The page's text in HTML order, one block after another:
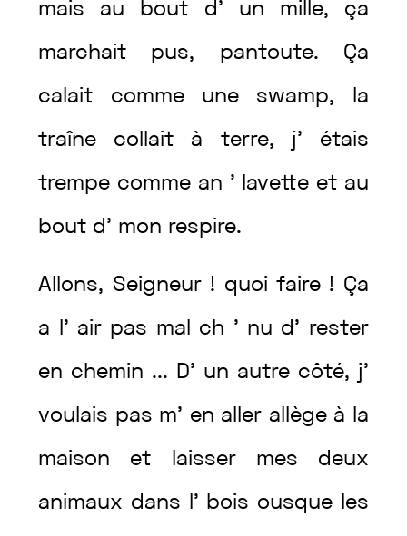
mais au bout d’ un mille, ça
marchait pus, pantoute. Ça
calait comme une swamp, la
traîne collait à terre, j’ étais
trempe comme an ’ lavette et au
bout d’ mon respire.
Allons, Seigneur ! quoi faire ! Ça
a l’ air pas mal ch ’ nu d’ rester
en chemin ... D’ un autre côté, j’
voulais pas m’ en aller allège à la
maison et laisser mes deux
animaux dans l’ bois ousque les